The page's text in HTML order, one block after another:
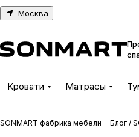
Москва
Кровати Матрасы
SONMART фабрика мебели Блог /